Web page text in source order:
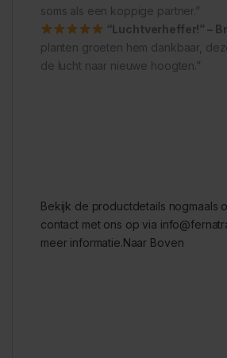
soms als een koppige partner.”
“Luchtverheffer!” –
planten groeten hem dankbaar,
de lucht naar nieuwe hoogten.”
Bekijk de productdetails nogmaals
contact met ons op via
meer informatie.Naar Boven